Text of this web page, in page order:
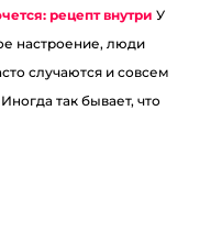
рецепт внутри У
настроение, люди
случаются и совсем
так бывает, что